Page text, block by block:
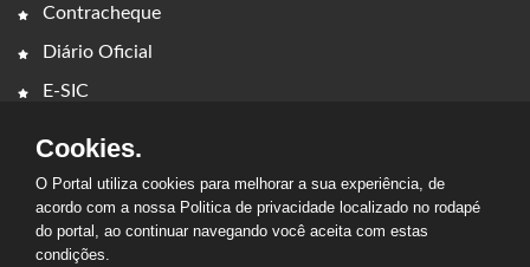
Contracheque
Diário Oficial
E-SIC
Cookies.
O Portal utiliza cookies para melhorar a sua experiência, de
acordo com a nossa Politica de privacidade localizado no rodapé
do portal, ao continuar navegando você aceita com estas
condições.
2026 - PREFEITURA MUNICIPAL DE CAMPESTRE DO